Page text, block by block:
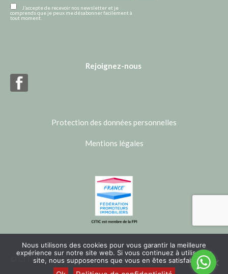
J’accepte de recevoir nos newsletter et je
comprends que je peux me désabonner facilement à
tout moment.
Rejoignez-nous
Protection des données personnelles
Mentions légales
© CITIC 2020. Tous droits réservés. Conçu parIBSTUDIO
Nous utilisons des cookies pour vous garantir la meilleure
expérience sur notre site web. Si vous continuez à utiliser ce
site, nous supposerons que vous en êtes satisfait.